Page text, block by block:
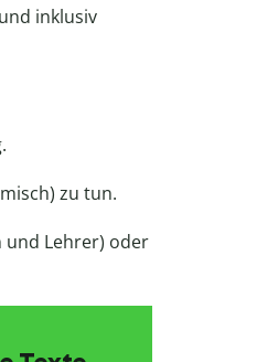
inklusiv
zu tun.
und Lehrer) oder